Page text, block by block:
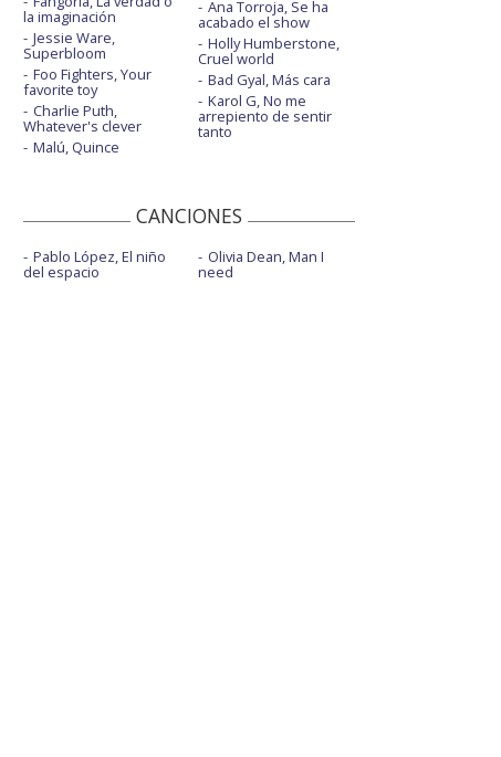
la imaginación
Jessie Ware,
Superbloom
Foo Fighters, Your
favorite toy
Charlie Puth,
Whatever's clever
Malú, Quince
Ana Torroja, Se ha
acabado el show
Holly Humberstone,
Cruel world
Bad Gyal, Más cara
Karol G, No me
arrepiento de sentir
tanto
CANCIONES
Pablo López, El niño
del espacio
Olivia Dean, Man I
need